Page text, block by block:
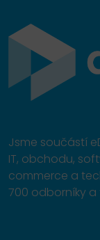
Jsme součástí
IT, obchodu,
commerce a
700 odborníky a